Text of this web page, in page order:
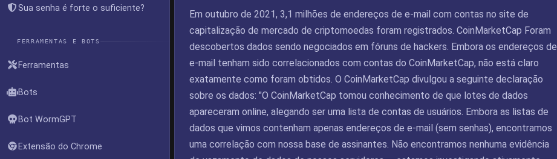
Sua senha é forte o suficiente?
FERRAMENTAS E BOTS
Ferramentas
Bots
Bot WormGPT
Extensão do Chrome
Em outubro de 2021, 3,1 milhões de endereços de e-mail com contas no site de
capitalização de mercado de criptomoedas foram registrados. CoinMarketCap Foram
descobertos dados sendo negociados em fóruns de hackers. Embora os endereços de
e-mail tenham sido correlacionados com contas do CoinMarketCap, não está claro
exatamente como foram obtidos. O CoinMarketCap divulgou a seguinte declaração
sobre os dados: "O CoinMarketCap tomou conhecimento de que lotes de dados
apareceram online, alegando ser uma lista de contas de usuários. Embora as listas de
dados que vimos contenham apenas endereços de e-mail (sem senhas), encontramos
uma correlação com nossa base de assinantes. Não encontramos nenhuma evidência